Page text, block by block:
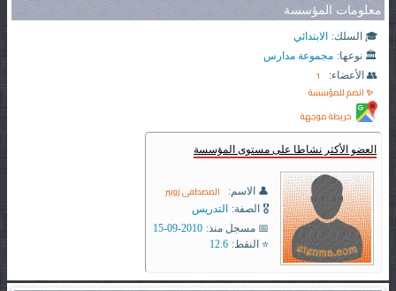
معلومات المؤسسة
🎓 السلك: الابتدائي
🏛️ نوعها: مجموعة مدارس
👥 الأعضاء:
1
✨ انضم للمؤسسة
خريطة موجهة
العضو الأكثر نشاطا على مستوى المؤسسة
👤 الاسم: المصطفى زوبير
🎖️ الصفة: التدريس
📅 مسجل منذ: 2010-09-15
⭐ النقط: 12.6